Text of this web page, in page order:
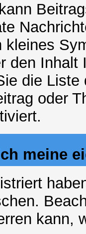
kleines
den
die
oder
meine
kann,